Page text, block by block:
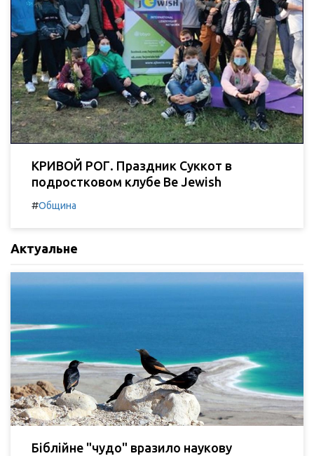
КРИВОЙ РОГ. Праздник Суккот в
подростковом клубе Be Jewish
#Община
Актуальне
Біблійне "чудо" вразило наукову